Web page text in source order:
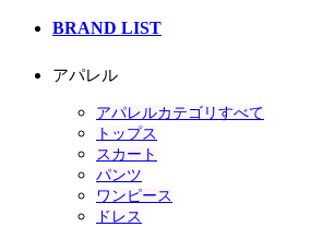
BRAND LIST
アパレル
アパレルカテゴリすべて
トップス
スカート
パンツ
ワンピース
ドレス